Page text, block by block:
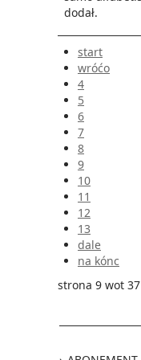
dodał.
start
wróćo
4
5
6
7
8
9
10
11
12
13
dale
na kónc
strona 9 wot 37